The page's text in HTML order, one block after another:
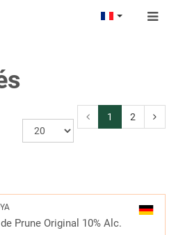
1 2
Prune Original 10% Alc.